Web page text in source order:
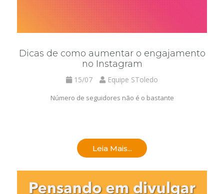
Dicas de como aumentar o engajamento
no Instagram
15/07 Equipe SToledo
Número de seguidores não é o bastante
Leia Mais...